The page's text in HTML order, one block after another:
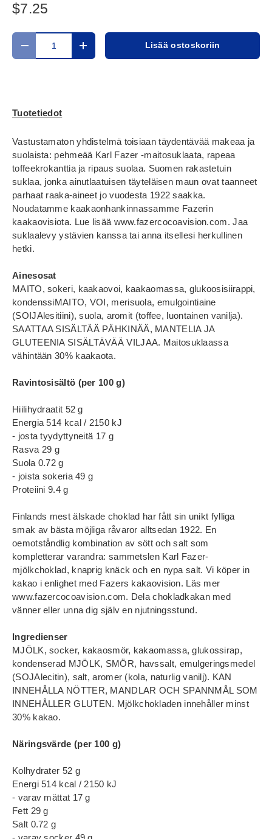
$7.25
Määrä
Translation missing: fi.cart.items.decrease_quantity
Translation missing:Lisää ostoskoriin
Tuotetiedot
Vastustamaton yhdistelmä toisiaan täydentävää makeaa ja
suolaista: pehmeää Karl Fazer -maitosuklaata, rapeaa
toffeekrokanttia ja ripaus suolaa. Suomen rakastetuin
suklaa, jonka ainutlaatuisen täyteläisen maun ovat taanneet
parhaat raaka-aineet jo vuodesta 1922 saakka.
Noudatamme kaakaonhankinnassamme Fazerin
kaakaovisiota. Lue lisää www.fazercocoavision.com. Jaa
suklaalevy ystävien kanssa tai anna itsellesi herkullinen
hetki.
Ainesosat
MAITO, sokeri, kaakaovoi, kaakaomassa, glukoosisiirappi,
kondenssiMAITO, VOI, merisuola, emulgointiaine
(SOIJAlesitiini), suola, aromit (toffee, luontainen vanilja).
SAATTAA SISÄLTÄÄ PÄHKINÄÄ, MANTELIA JA
GLUTEENIA SISÄLTÄVÄÄ VILJAA. Maitosuklaassa
vähintään 30% kaakaota.
Ravintosisältö (per 100 g)
Hiilihydraatit 52 g
Energia 514 kcal / 2150 kJ
- josta tyydyttyneitä 17 g
Rasva 29 g
Suola 0.72 g
- joista sokeria 49 g
Proteiini 9.4 g
Finlands mest älskade choklad har fått sin unikt fylliga
smak av bästa möjliga råvaror alltsedan 1922. En
oemotståndlig kombination av sött och salt som
kompletterar varandra: sammetslen Karl Fazer-
mjölkchoklad, knaprig knäck och en nypa salt. Vi köper in
kakao i enlighet med Fazers kakaovision. Läs mer
www.fazercocoavision.com. Dela chokladkakan med
vänner eller unna dig själv en njutningsstund.
Ingredienser
MJÖLK, socker, kakaosmör, kakaomassa, glukossirap,
kondenserad MJÖLK, SMÖR, havssalt, emulgeringsmedel
(SOJAlecitin), salt, aromer (kola, naturlig vanilj). KAN
INNEHÅLLA NÖTTER, MANDLAR OCH SPANNMÅL SOM
INNEHÅLLER GLUTEN. Mjölkchokladen innehåller minst
30% kakao.
Näringsvärde (per 100 g)
Kolhydrater 52 g
Energi 514 kcal / 2150 kJ
- varav mättat 17 g
Fett 29 g
Salt 0.72 g